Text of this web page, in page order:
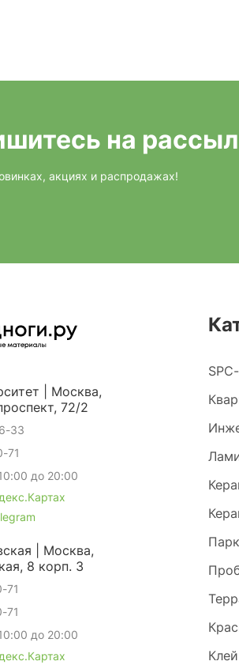
на
акциях и распродажах!
| Москва,
72/2
33
71
до 20:00
| Москва,
8 корп. 3
71
71
до 20:00